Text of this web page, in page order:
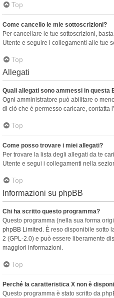
Top
Come cancello le mie sottoscrizioni?
Per cancellare le tue sottoscrizioni,
Utente e seguire i collegamenti alle tue
Top
Allegati
Quali allegati sono ammessi in questa
Ogni amministratore può abilitare o
di ciò che è permesso caricare, contatta
Top
Come posso trovare i miei allegati?
Per trovare la lista degli allegati da te
Utente e segui i collegamenti nella
Top
Informazioni su phpBB
Chi ha scritto questo programma?
Questo programma (nella sua forma
phpBB Limited . È reso disponibile sotto
2 (GPL-2.0) e può essere liberamente
maggiori informazioni.
Top
Perché la caratteristica X non è
Questo programma è stato scritto da